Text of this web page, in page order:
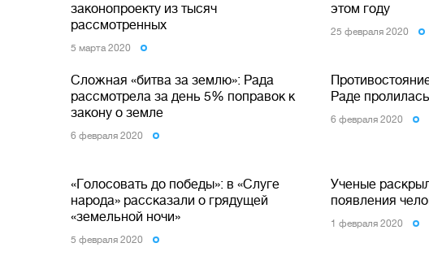
законопроекту из тысяч
рассмотренных
5 марта 2020
этом году
25 февраля 2020
Сложная «битва за землю»: Рада
рассмотрела за день 5% поправок к
закону о земле
6 февраля 2020
Раде
6 февраля 2020
«Голосовать до победы»: в «Слуге
народа» рассказали о грядущей
«земельной ночи»
5 февраля 2020
Ученые
появления
1 февраля 2020